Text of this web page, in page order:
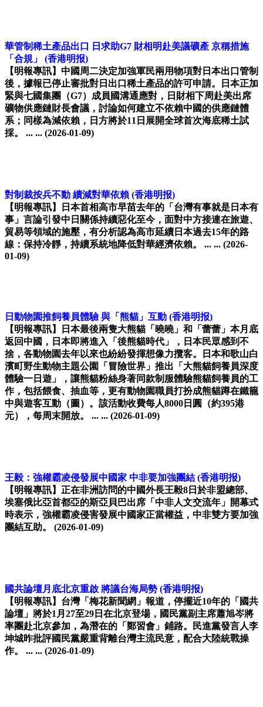
華管制稀土產品出口 日求助G7 財相明赴美議礦產 京稱措施
「合規」
(香港明报)
【明報專訊】中國周二決定加強軍民兩用物項對日本出口管制
後，據報已停止審批對日出口稀土產品的許可申請。日本正加
緊與七國集團（G7）成員國溝通應對，日財相下周赴美出席
礦物供應鏈財長會議，討論如何建立不依賴中國的供應鏈體
系；同樣為減依賴，日方將於11日展開全球首次海底稀土試
採。 ... ... (2026-01-09)
對制裁按兵不動 續減對華依賴 (香港明报)
【明報專訊】日本首相高市早苗去年的「台灣有事就是日本有
事」言論引發中日關係持續惡化至今，面對中方接連在旅遊、
貿易等領域的施壓，有分析認為高市延續日本過去15年的路
線：保持冷靜，持續系統地降低對華經濟依賴。 ... ... (2026-
01-09)
日動物園推飼養員體驗 與「熊貓」互動 (香港明报)
【明報專訊】日本最後兩隻大熊貓「曉曉」和「蕾蕾」本月底
返回中國，日本即將進入「後熊貓時代」，日本民眾感到不
捨，各動物園去年以來也紛紛發揮想像力攬客。日本和歌山白
濱町野生動物主題公園「冒險世界」推出「大熊貓飼養員深度
體驗一日遊」，讓熊貓粉絲身著同款制服體驗熊貓飼養員的工
作，包括餵食、抽血等，更有動物園職員打扮成熊貓蹲在鐵籠
中與遊客互動（圖）。該活動收費每人8000日圓（約395港
元），每周末開放。 ... ... (2026-01-09)
王毅：強權霸凌侵發展中國家 中非要加強團結 (香港明报)
【明報專訊】正在非洲訪問的中國外長王毅8日於非盟總部、
埃塞俄比亞首都亞的斯亞貝巴出席「中非人文交流年」開幕式
時表示，強權霸凌侵害發展中國家正當權益，中非雙方要加強
團結互助。
(2026-01-09)
國共論壇月底北京重啟 將議台海局勢 (香港明报)
【明報專訊】台灣「梅花新聞網」報道，停擺近10年的「國共
論壇」將於1月27至29日在北京登場，國民黨副主席蕭旭岑將
率團赴北京參加，為潛在的「鄭習會」鋪路。民進黨發言人李
坤城昨批評國民黨嚴重背離台灣主流民意，配合大陸統戰操
作。 ... ... (2026-01-09)